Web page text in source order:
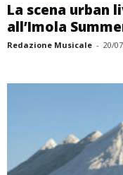
La scena urban
all’Imola
Redazione Musicale - 20/